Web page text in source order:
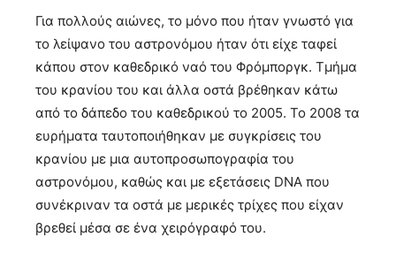
Για πολλούς αιώνες, το μόνο που ήταν γνωστό για
το λείψανο του αστρονόμου ήταν ότι είχε ταφεί
κάπου στον καθεδρικό ναό του Φρόμποργκ. Τμήμα
του κρανίου του και άλλα οστά βρέθηκαν κάτω
από το δάπεδο του καθεδρικού το 2005. Το 2008 τα
ευρήματα ταυτοποιήθηκαν με συγκρίσεις του
κρανίου με μια αυτοπροσωπογραφία του
αστρονόμου, καθώς και με εξετάσεις DNΑ που
συνέκριναν τα οστά με μερικές τρίχες που είχαν
βρεθεί μέσα σε ένα χειρόγραφό του.